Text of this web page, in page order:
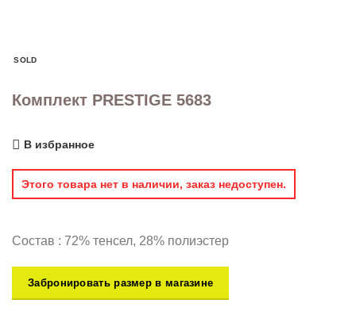
SOLD
Комплект PRESTIGE 5683
В избранное
Этого товара нет в наличии, заказ недоступен.
Состав : 72% тенсел, 28% полиэстер
Забронировать размер в магазине